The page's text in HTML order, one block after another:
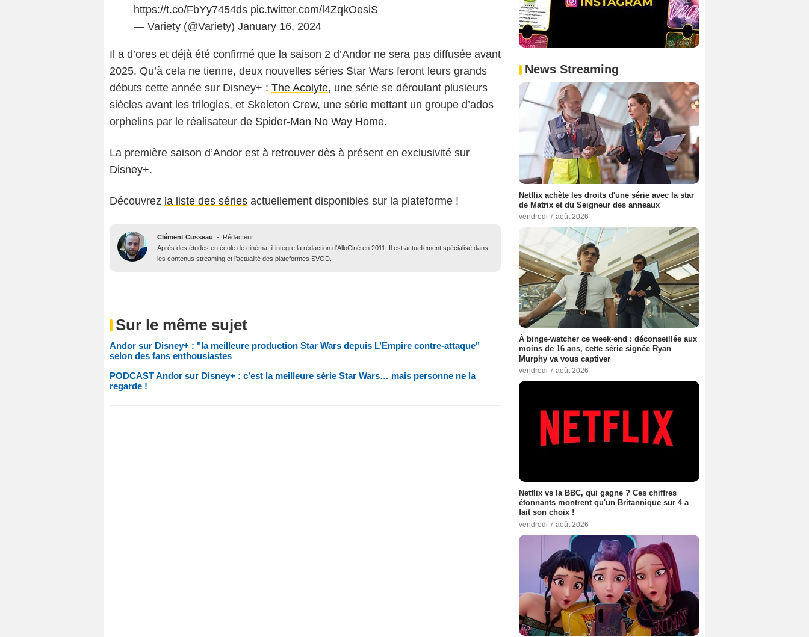
https://t.co/FbYy7454ds pic.twitter.com/l4ZqkOesiS
— Variety (@Variety) January 16, 2024
Il a d’ores et déjà été confirmé que la saison 2 d’Andor ne sera pas diffusée avant
2025. Qu’à cela ne tienne, deux nouvelles séries Star Wars feront leurs grands
débuts cette année sur Disney+ : The Acolyte, une série se déroulant plusieurs
siècles avant les trilogies, et Skeleton Crew, une série mettant un groupe d’ados
orphelins par le réalisateur de Spider-Man No Way Home.
La première saison d’Andor est à retrouver dès à présent en exclusivité sur
Disney+.
Découvrez la liste des séries actuellement disponibles sur la plateforme !
Clément Cusseau -
Rédacteur
Après des études en école de cinéma, il intègre la rédaction d’AlloCiné en 2011. Il est actuellement spécialisé dans
les contenus streaming et l’actualité des plateformes SVOD.
Sur le même sujet
Andor sur Disney+ : "la meilleure production Star Wars depuis L’Empire contre-attaque"
selon des fans enthousiastes
PODCAST Andor sur Disney+ : c’est la meilleure série Star Wars… mais personne ne la
regarde !
News Streaming
Netflix achète les droits d'une série avec la star
de Matrix et du Seigneur des anneaux
vendredi 7 août 2026
À binge-watcher ce week-end : déconseillée aux
moins de 16 ans, cette série signée Ryan
Murphy va vous captiver
vendredi 7 août 2026
Netflix vs la BBC, qui gagne ? Ces chiffres
étonnants montrent qu'un Britannique sur 4 a
fait son choix !
vendredi 7 août 2026